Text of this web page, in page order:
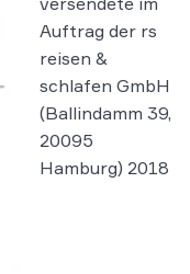
Auftrag der rs
reisen &
schlafen GmbH
(Ballindamm 39,
20095
Hamburg) 2018